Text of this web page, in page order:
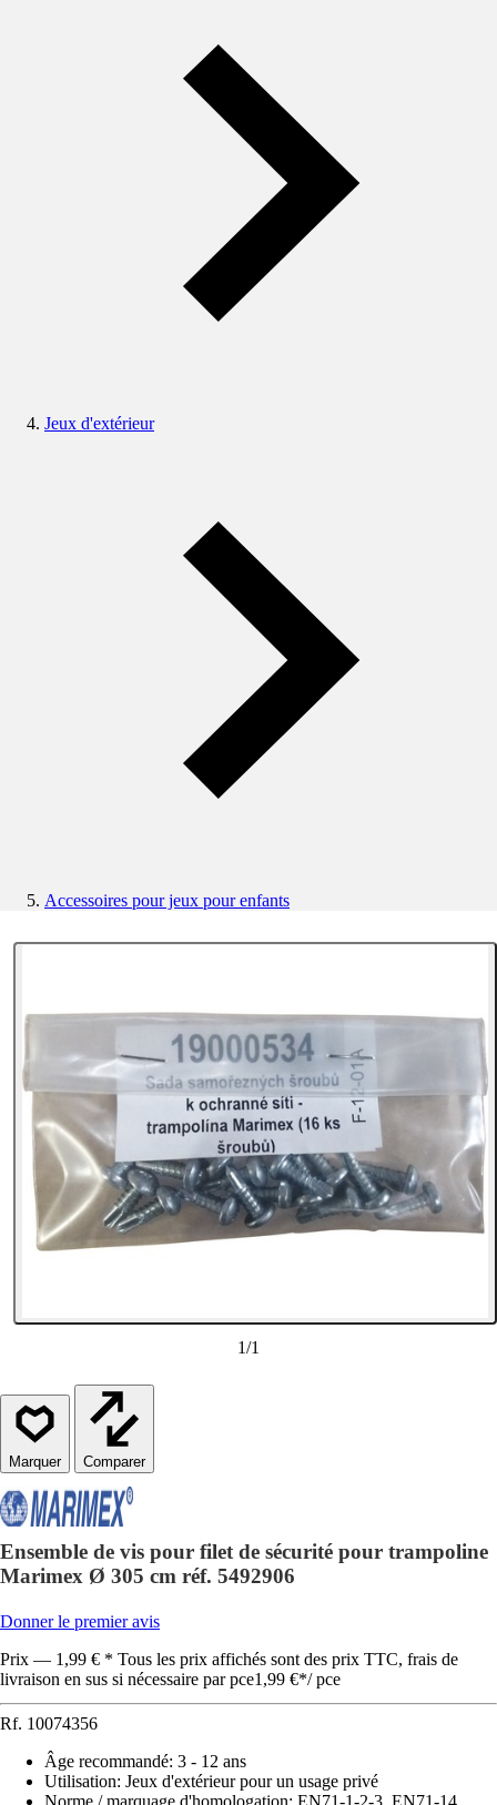
Jeux d'extérieur
Accessoires pour jeux pour enfants
1/1
Comparer
Ensemble de vis pour filet de sécurité pour trampoline
Marimex Ø 305 cm réf. 5492906
Donner le premier avis
Prix — 1,99 € * Tous les prix affichés sont des prix TTC, frais de
livraison en sus si nécessaire par pce1,99 €*/ pce
Rf. 10074356
Âge recommandé: 3 - 12 ans
Utilisation: Jeux d'extérieur pour un usage privé
Norme / marquage d'homologation: EN71-1-2-3, EN71-14